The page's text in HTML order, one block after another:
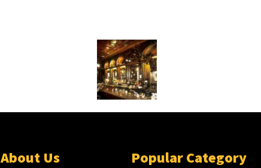
About Us Popular Category